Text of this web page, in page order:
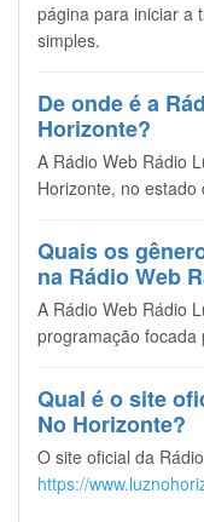
página para iniciar a
simples.
De onde é a
Horizonte?
A Rádio Web Rádio
Horizonte, no estado
Quais os
na Rádio Web
A Rádio Web Rádio
programação focada
Qual é o site
No Horizonte?
O site oficial da
https://